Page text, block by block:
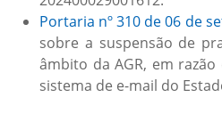
Portaria nº 310 de 06 de
sobre a suspensão de
âmbito da AGR, em
sistema de e-mail do